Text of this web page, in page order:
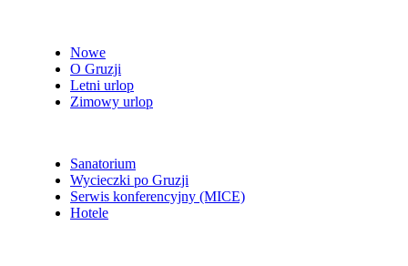
Nowe
O Gruzji
Letni urlop
Zimowy urlop
Sanatorium
Wycieczki po Gruzji
Serwis konferencyjny (MICE)
Hotele